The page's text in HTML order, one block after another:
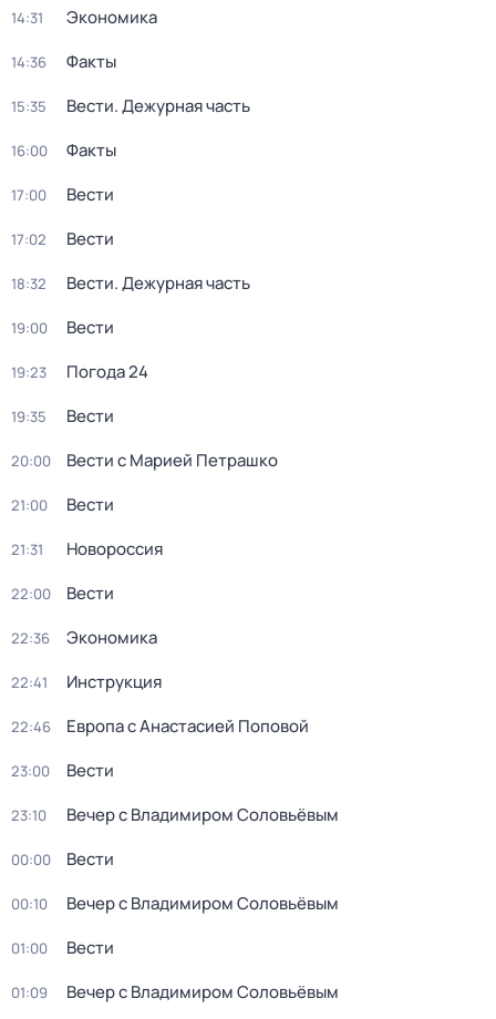
14:31 Экономика
14:36 Факты
15:35 Вести. Дежурная часть
16:00 Факты
17:00 Вести
17:02 Вести
18:32 Вести. Дежурная часть
19:00 Вести
19:23 Погода 24
19:35 Вести
20:00 Вести с Марией Петрашко
21:00 Вести
21:31 Новороссия
22:00 Вести
22:36 Экономика
22:41 Инструкция
22:46 Европа с Анастасией Поповой
23:00 Вести
23:10 Вечер с Владимиром Соловьёвым
00:00 Вести
00:10 Вечер с Владимиром Соловьёвым
01:00 Вести
01:09 Вечер с Владимиром Соловьёвым